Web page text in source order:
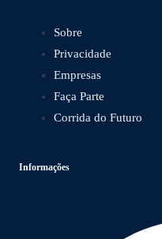
Sobre
Privacidade
Empresas
Faça Parte
Corrida do Futuro
Informações